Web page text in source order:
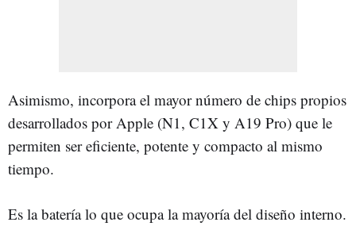
Asimismo, incorpora el mayor número de chips propios
desarrollados por Apple (N1, C1X y A19 Pro) que le
permiten ser eficiente, potente y compacto al mismo
tiempo.
Es la batería lo que ocupa la mayoría del diseño interno.